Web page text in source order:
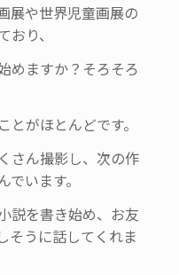
展や世界児童画展の
り、
めますか？そろそろ
がほとんどです。
さん撮影し、次の作
います。
説を書き始め、お友
そうに話してくれま